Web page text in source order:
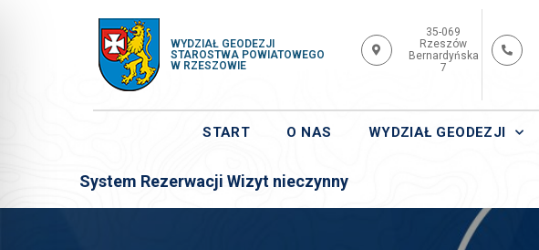
WYDZIAŁ GEODEZJI
STAROSTWA POWIATOWEGO
W RZESZOWIE
35-069
Rzeszów
Bernardyńska
7
START O NAS WYDZIAŁ GEODEZJI
System Rezerwacji Wizyt nieczynny